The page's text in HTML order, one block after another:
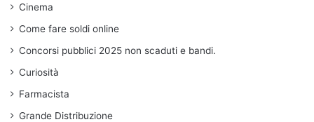
Cinema
Come fare soldi online
Concorsi pubblici 2025 non scaduti e bandi.
Curiosità
Farmacista
Grande Distribuzione